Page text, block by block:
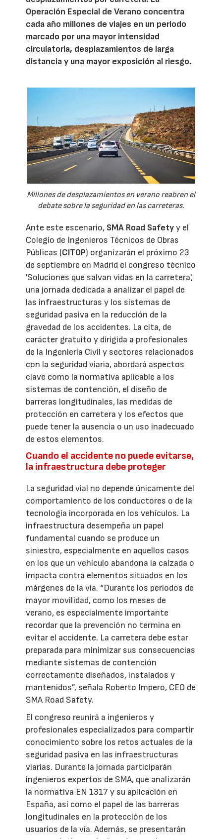
Operación Especial de Verano concentra
cada año millones de viajes en un periodo
marcado por una mayor intensidad
circulatoria, desplazamientos de larga
distancia y una mayor exposición al riesgo.
Millones de desplazamientos en verano reabren el
debate sobre la seguridad en las carreteras.
Ante este escenario, SMA Road Safetyy el
Colegio de Ingenieros Técnicos de Obras
Públicas (CITOP) organizarán el próximo 23
de septiembre en Madrid el congreso técnico
'Soluciones que salvan vidas en la carretera',
una jornada dedicada a analizar el papel de
las infraestructuras y los sistemas de
seguridad pasiva en la reducción de la
gravedad de los accidentes. La cita, de
carácter gratuito y dirigida a profesionales
de la Ingeniería Civil y sectores relacionados
con la seguridad viaria, abordará aspectos
clave como la normativa aplicable a los
sistemas de contención, el diseño de
barreras longitudinales, las medidas de
protección en carretera y los efectos que
puede tener la ausencia o un uso inadecuado
de estos elementos.
Cuando el accidente no puede evitarse,
la infraestructura debe proteger
La seguridad vial no depende únicamente del
comportamiento de los conductores o de la
tecnología incorporada en los vehículos. La
infraestructura desempeña un papel
fundamental cuando se produce un
siniestro, especialmente en aquellos casos
en los que un vehículo abandona la calzada o
impacta contra elementos situados en los
márgenes de la vía. “Durante los periodos de
mayor movilidad, como los meses de
verano, es especialmente importante
recordar que la prevención no termina en
evitar el accidente. La carretera debe estar
preparada para minimizar sus consecuencias
mediante sistemas de contención
correctamente diseñados, instalados y
mantenidos”, señala Roberto Impero, CEO de
SMA Road Safety.
El congreso reunirá a ingenieros y
profesionales especializados para compartir
conocimiento sobre los retos actuales de la
seguridad pasiva en las infraestructuras
viarias. Durante la jornada participarán
ingenieros expertos de SMA, que analizarán
la normativa EN 1317 y su aplicación en
España, así como el papel de las barreras
longitudinales en la protección de los
usuarios de la vía. Además, se presentarán